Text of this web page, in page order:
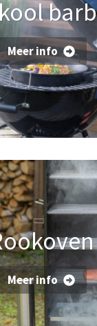
Meer info
Meer info